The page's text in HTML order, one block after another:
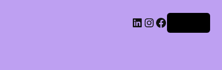
LinkedIn
Instagram
Facebook